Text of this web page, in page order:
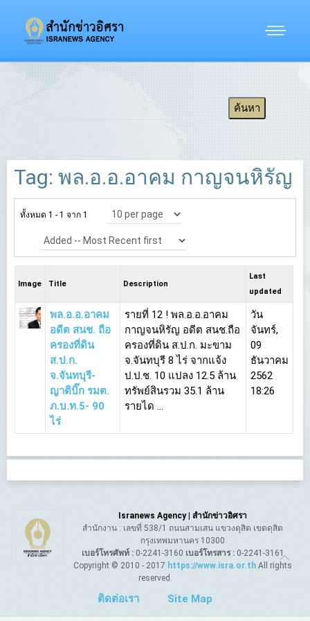
Tag: พล.อ.อ.อาคม กาญจนหิรัญ
ทั้งหมด 1 - 1 จาก 1
Image Title Description
Last
updated
พล.อ.อ.อาคม
อดีต สนช. ถือ
ครองที่ดิน
ส.ป.ก.
จ.จันทบุรี-
ญาติบิ๊ก รมต.
ภ.บ.ท.5- 90
ไร่
รายที่ 12 ! พล.อ.อ.อาคม
กาญจนหิรัญ อดีต สนช.ถือ
ครองที่ดิน ส.ป.ก. มะขาม
จ.จันทบุรี 8 ไร่ จากแจ้ง
ป.ป.ช. 10 แปลง 12.5 ล้าน
ทรัพย์สินรวม 35.1 ล้าน
รายได ...
วัน
จันทร์,
09
ธันวาคม
2562
18:26
Isranews Agency | สำนักข่าวอิศรา
สำนักงาน : เลขที่ 538/1 ถนนสามเสน แขวงดุสิต เขตดุสิต
กรุงเทพมหานคร 10300
เบอร์โทรศัพท์ :0-2241-3160 เบอร์โทรสาร :0-2241-3161
Copyright © 2010 - 2017 https://www.isra.or.th All rights
reserved.
ติดต่อเรา Site Map